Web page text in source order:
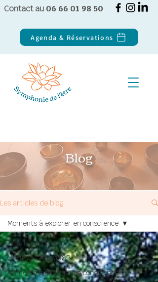
Contact au 06 66 01 98 50
Agenda & Réservations
Blog
Les articles de blog
Tous les articles
Méditation & MBSR
Moments à explorer en conscience
Moments à explorer en conscience